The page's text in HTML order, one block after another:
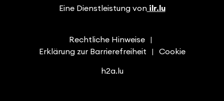
Rechtliche Hinweise
Erklärung zur Barrierefreiheit
Cookie
Eine Dienstleistung vonilr.lu
h2a.lu